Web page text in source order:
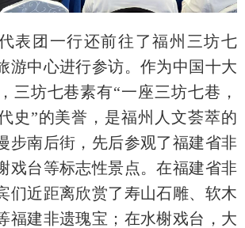
表团一行还前往了福州三坊七
游中心进行参访。作为中国十大
三坊七巷素有“一座三坊七巷，
史”的美誉，是福州人文荟萃的
步南后街，先后参观了福建省非
戏台等标志性景点。在福建省非
们近距离欣赏了寿山石雕、软木
福建非遗瑰宝；在水榭戏台，大